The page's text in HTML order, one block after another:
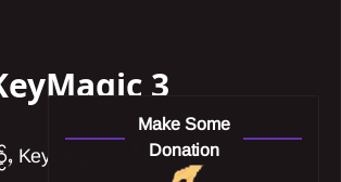
3
3 တီႈ Windows
Make Some
Donation